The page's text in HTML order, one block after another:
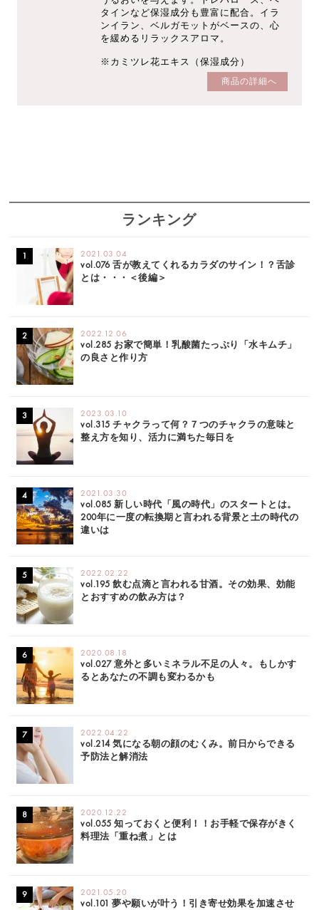
タインなど保湿成分も豊富に配合。イラ
ンイラン、ベルガモットがベースの、心
を緩めるリラックスアロマ。
※カミツレ花エキス（保湿成分）
商品の詳細へ
ランキング
2021.03.04
vol.076 舌が教えてくれるカラダのサイン！？舌診
とは・・・＜後編＞
2022.12.06
vol.285 お家で簡単！乳酸菌たっぷり「水キムチ」
の良さと作り方
2023.03.10
vol.315 チャクラって何？７つのチャクラの意味と
整え方を知り、活力に満ちた毎日を
2021.03.30
vol.085 新しい時代「風の時代」のスタートとは。
200年に一度の転換期と言われる背景と土の時代の
違いは
2022.02.22
vol.195 飲む点滴と言われる甘酒。その効果、効能
とおすすめの飲み方は？
2020.08.18
vol.027 意外と多いミネラル不足の人々。もしかす
るとあなたの不調も変わるかも
2022.04.22
vol.214 気になる朝の顔のむくみ。前日からできる
予防法と解消法
2020.12.22
vol.055 知っておくと便利！！お手軽で保存がきく
料理法「重ね煮」とは
2021.05.20
vol.101 夢や願いが叶う！引き寄せ効果を加速させ